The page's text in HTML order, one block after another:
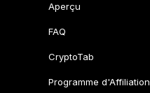
Aperçu
FAQ
CryptoTab
Programme d'Affiliation